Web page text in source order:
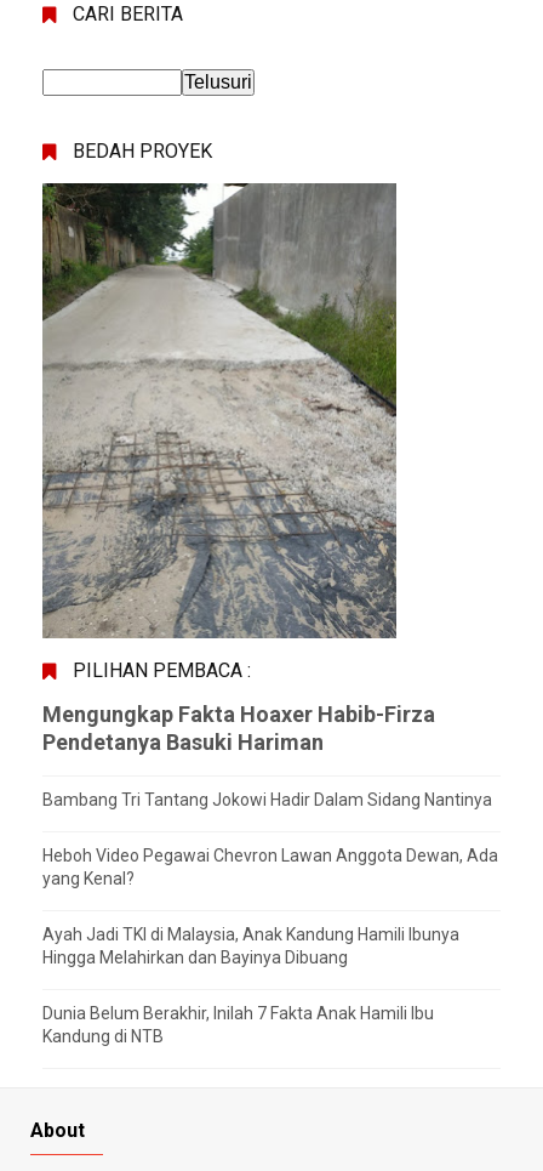
CARI BERITA
BEDAH PROYEK
PILIHAN PEMBACA :
Mengungkap Fakta Hoaxer Habib-Firza
Pendetanya Basuki Hariman
Bambang Tri Tantang Jokowi Hadir Dalam Sidang Nantinya
Heboh Video Pegawai Chevron Lawan Anggota Dewan, Ada
yang Kenal?
Ayah Jadi TKI di Malaysia, Anak Kandung Hamili Ibunya
Hingga Melahirkan dan Bayinya Dibuang
Dunia Belum Berakhir, Inilah 7 Fakta Anak Hamili Ibu
Kandung di NTB
About